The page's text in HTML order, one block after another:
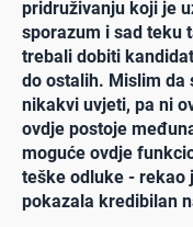
pridruživanju koji je
sporazum i sad teku
trebali dobiti
do ostalih. Mislim da
nikakvi uvjeti, pa ni
ovdje postoje
moguće ovdje
teške odluke - rekao
pokazala kredibilan